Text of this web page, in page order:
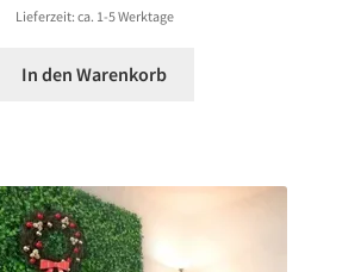
Lieferzeit: ca. 1-5 Werktage
In den Warenkorb